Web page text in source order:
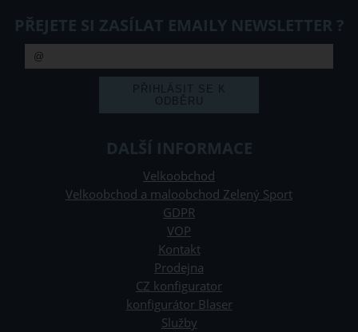
PŘEJETE SI ZASÍLAT EMAILY NEWSLETTER ?
DALŠÍ INFORMACE
Velkoobchod
Velkoobchod a maloobchod Zelený Sport
GDPR
VOP
Kontakt
Prodejna
CZ konfigurator
konfigurátor Blaser
Služby